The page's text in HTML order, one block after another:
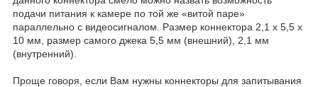
подачи питания к камере по той же «витой паре»
параллельно с видеосигналом. Размер коннектора 2,1 х 5,5 x
10 мм, размер самого джека 5,5 мм (внешний), 2,1 мм
(внутренний).
Проще говоря, если Вам нужны коннекторы для запитывания